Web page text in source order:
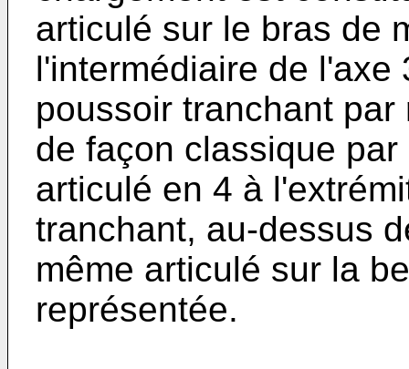
articulé sur le bras de
l'intermédiaire de l'axe
poussoir tranchant
de façon classique
articulé en 4 à
tranchant, au-dessus
même articulé sur la
représentée.